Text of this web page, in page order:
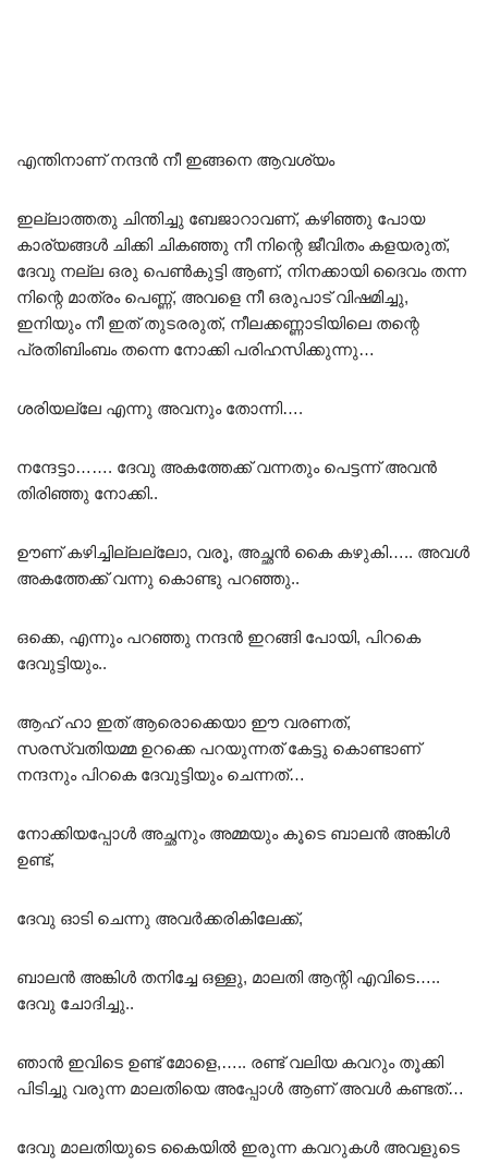
എന്തിനാണ് നന്ദൻ നീ ഇങ്ങനെ ആവശ്യം
ഇല്ലാത്തതു ചിന്തിച്ചു ബേജാറാവണ്, കഴിഞ്ഞു പോയ
കാര്യങ്ങൾ ചിക്കി ചികഞ്ഞു നീ നിന്റെ ജീവിതം കളയരുത്,
ദേവു നല്ല ഒരു പെൺകുട്ടി ആണ്, നിനക്കായി ദൈവം തന്ന
നിന്റെ മാത്രം പെണ്ണ്, അവളെ നീ ഒരുപാട് വിഷമിച്ചു,
ഇനിയും നീ ഇത് തുടരരുത്, നീലക്കണ്ണാടിയിലെ തന്റെ
പ്രതിബിംബം തന്നെ നോക്കി പരിഹസിക്കുന്നു…
ശരിയല്ലേ എന്നു അവനും തോന്നി….
നന്ദേട്ടാ……. ദേവു അകത്തേക്ക് വന്നതും പെട്ടന്ന് അവൻ
തിരിഞ്ഞു നോക്കി..
ഊണ് കഴിച്ചില്ലല്ലോ, വരൂ, അച്ഛൻ കൈ കഴുകി….. അവൾ
അകത്തേക്ക് വന്നു കൊണ്ടു പറഞ്ഞു..
ഒക്കെ, എന്നും പറഞ്ഞു നന്ദൻ ഇറങ്ങി പോയി, പിറകെ
ദേവുട്ടിയും..
ആഹ് ഹാ ഇത് ആരൊക്കെയാ ഈ വരണത്,
സരസ്വതിയമ്മ ഉറക്കെ പറയുന്നത് കേട്ടു കൊണ്ടാണ്
നന്ദനും പിറകെ ദേവുട്ടിയും ചെന്നത്…
നോക്കിയപ്പോൾ അച്ഛനും അമ്മയും കൂടെ ബാലൻ അങ്കിൾ
ഉണ്ട്,
ദേവു ഓടി ചെന്നു അവർക്കരികിലേക്ക്,
ബാലൻ അങ്കിൾ തനിച്ചേ ഒള്ളു, മാലതി ആന്റി എവിടെ…..
ദേവു ചോദിച്ചു..
ഞാൻ ഇവിടെ ഉണ്ട് മോളെ,….. രണ്ട് വലിയ കവറും തൂക്കി
പിടിച്ചു വരുന്ന മാലതിയെ അപ്പോൾ ആണ് അവൾ കണ്ടത്…
ദേവു മാലതിയുടെ കൈയിൽ ഇരുന്ന കവറുകൾ അവളുടെ